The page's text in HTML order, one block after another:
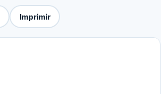
Imprimir